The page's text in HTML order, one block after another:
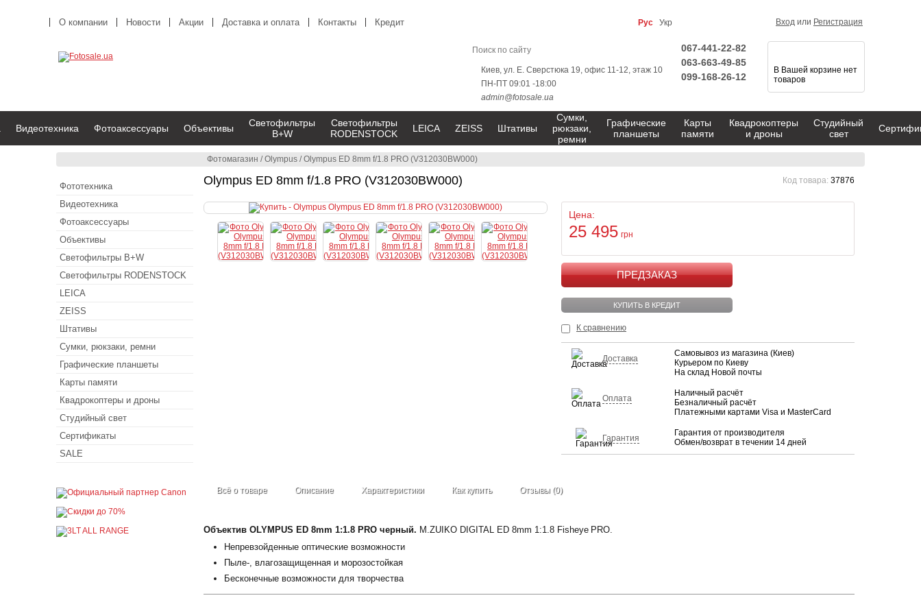
Фотомагазин /Olympus /Olympus ED 8mm f/1.8 PRO (V312030BW000)
Olympus ED 8mm f/1.8 PRO (V312030BW000) Код товара: 37876
Цена:
25 495 грн
КУПИТЬ
КУПИТЬ В КРЕДИТ
К сравнению
Доставка
Самовывоз из магазина (Киев)
Курьером по Киеву
На склад Новой почты
Оплата
Наличный расчёт
Безналичный расчёт
Платежными картами Visa и MasterCard
Гарантия
Гарантия от производителя
Обмен/возврат в течении 14 дней
Всё о товаре Описание Характеристики Как купить Отзывы (0)
Объектив OLYMPUS ED 8mm 1:1.8 PRO черный. M.ZUIKO DIGITAL ED 8mm 1:1.8 Fisheye PRO.
Непревзойденные оптические возможности
Пыле-, влагозащищенная и морозостойкая
Бесконечные возможности для творчества
О компании Новости Акции Доставка и оплата Контакты Кредит Рус Укр Вход или Регистрация
Киев, ул. Е. Сверстюка 19, офис 11-12, этаж 10
ПН-ПТ 09:01 -18:00
admin@fotosale.ua
067-441-22-82
063-663-49-85
099-168-26-12
В Вашей корзине нет
товаров
Видеотехника Фотоаксессуары Объективы
Светофильтры
B+W
Светофильтры
RODENSTOCK
LEICA ZEISS Штативы
Сумки,
рюкзаки,
ремни
Графические
планшеты
Карты
памяти
Квадрокоптеры
и дроны
Студийный
свет
Фототехника
Видеотехника
Фотоаксессуары
Объективы
Светофильтры B+W
Светофильтры RODENSTOCK
LEICA
ZEISS
Штативы
Сумки, рюкзаки, ремни
Графические планшеты
Карты памяти
Квадрокоптеры и дроны
Студийный свет
Сертификаты
SALE